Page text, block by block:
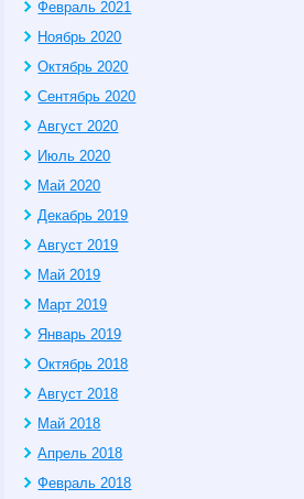
Февраль 2021
Ноябрь 2020
Октябрь 2020
Сентябрь 2020
Август 2020
Июль 2020
Май 2020
Декабрь 2019
Август 2019
Май 2019
Март 2019
Январь 2019
Октябрь 2018
Август 2018
Май 2018
Апрель 2018
Февраль 2018